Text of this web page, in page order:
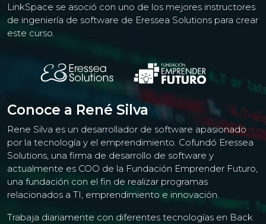
LinkSpace se asoció con uno de los mejores instructores
de ingeniería de software de Eressea Solutions para crear
este curso.
Conoce a René Silva
Rene Silva es un desarrollador de software apasionado
por la tecnología y el emprendimiento. Cofundó Eressea
Solutions, una firma de desarrollo de software y
actualmente es COO de la Fundación Emprender Futuro,
una fundación con el fin de realizar programas
relacionados a TI, emprendimiento e innovación.
Trabaja diariamente con diferentes tecnologías en Back